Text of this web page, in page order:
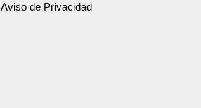
Aviso de Privacidad